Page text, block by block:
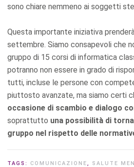
sono chiare nemmeno ai soggetti
Questa importante iniziativa
settembre. Siamo consapevoli che
gruppo di 15 corsi di informatica
potranno non essere in grado di
tutti, incluse le persone con
piuttosto avanzate, ma siamo certi
occasione di scambio e dialogo
soprattutto una possibilità di
gruppo nel rispetto delle
TAGS: COMUNICAZIONE, SALUTE